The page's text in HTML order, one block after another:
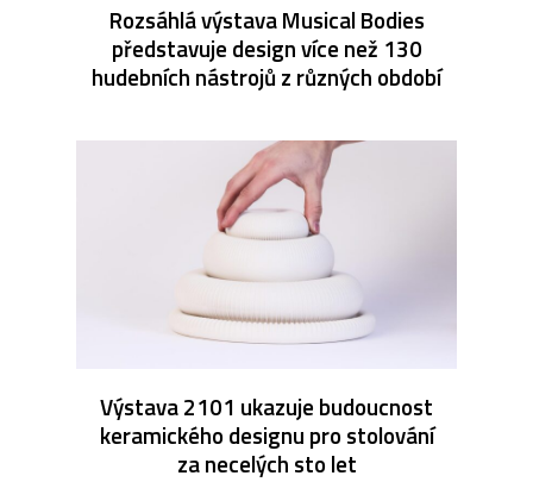
Rozsáhlá výstava Musical Bodies
představuje design více než 130
hudebních nástrojů z různých období
Výstava 2101 ukazuje budoucnost
keramického designu pro stolování
za necelých sto let